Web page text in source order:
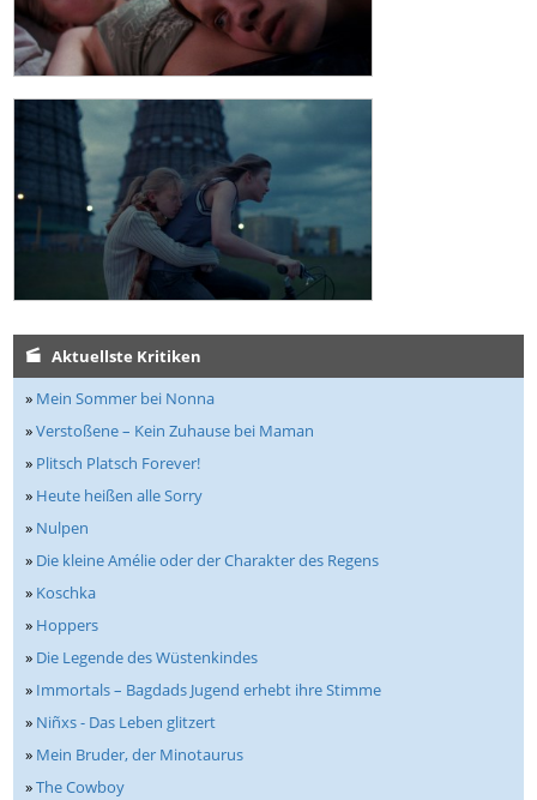
Aktuellste Kritiken
» Mein Sommer bei Nonna
»Verstoßene – Kein Zuhause bei Maman
» Plitsch Platsch Forever!
» Heute heißen alle Sorry
» Nulpen
» Die kleine Amélie oder der Charakter des Regens
» Koschka
» Hoppers
» Die Legende des Wüstenkindes
» Immortals – Bagdads Jugend erhebt ihre Stimme
» Niñxs - Das Leben glitzert
» Mein Bruder, der Minotaurus
»The Cowboy